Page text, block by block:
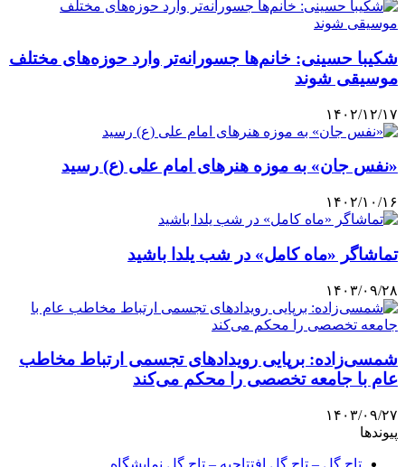
شکیبا حسینی: خانم‌ها جسورانه‌تر وارد حوزه‌های مختلف
موسیقی شوند
۱۴۰۲/۱۲/۱۷
«نفس جان» به موزه هنرهای امام علی (ع) رسید
۱۴۰۲/۱۰/۱۶
تماشاگر «ماه کامل» در شب یلدا باشید
۱۴۰۳/۰۹/۲۸
شمسی‌زاده: برپایی رویدادهای تجسمی ارتباط مخاطب
عام با جامعه تخصصی را محکم می‌کند
۱۴۰۳/۰۹/۲۷
پیوندها
تاج گل – تاج گل افتتاحیه – تاج گل نمایشگاه